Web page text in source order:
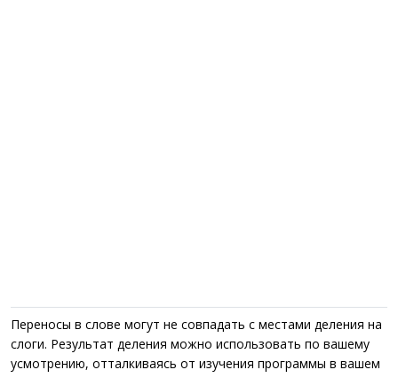
Переносы в слове могут не совпадать с местами деления на
слоги. Результат деления можно использовать по вашему
усмотрению, отталкиваясь от изучения программы в вашем